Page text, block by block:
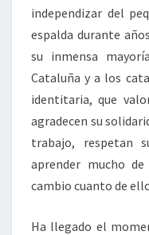
independizar del
espalda durante
su inmensa
Cataluña y a los
identitaria, que
agradecen su
trabajo, respetan
aprender mucho
cambio cuanto de
Ha llegado el